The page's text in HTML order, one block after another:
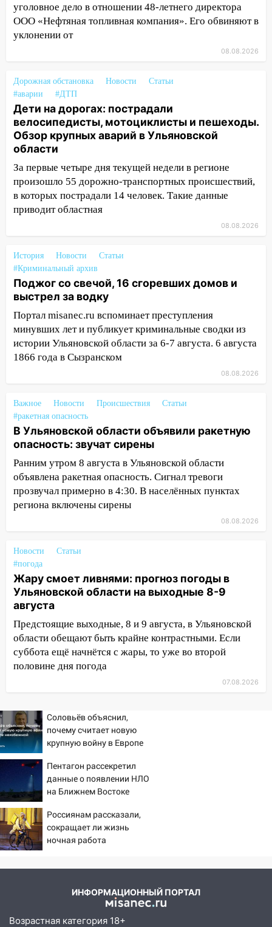
19:34 В следственном управлении
состоялось торжественное
мероприятие, приуроченное к
празднованию Дня сотрудника органов
19:30 Ульяновцев приглашают
поддержать «Симбирскую чебурашку»
на фестивале «ФормАРТ»
18:11 Ульяновская область стала
пилотным регионом проекта
«Культурное долголетие»
17:16 В реанимацию Ульяновской
областной больницы поступили шесть
новых аппаратов ИВЛ
и проводят новое освещение
16:35 В Ульяновске установили ещё
девять бункеров для крупногабаритного
мусора
16:26 В Ульяновске бесплатно покажут
матч «Волги» под открытым небом
В Ульяновском госуниверситете
15:47 Ульяновцы могут вернуть деньги
за абонементы закрывшегося фитнес-
клуба «Рекорд-Fitness»
15:34 После вмешательства
прокуратуры в селах Ульяновской
области привели в порядок детские
площадки
15:08
проверки обновили разметку на
пешеходных переходах
14:40
запретили остановку автомобилей на
50-метровом участке
14:22 В Новом городе 8 августа пройдет
большой фестиваль «Наше время» с
14:04
Жару смоет ливнями: прогноз
погоды в Ульяновской области на
выходные 8-9 августа
13:30
В Ульяновске транспортные
полицейские проведут акцию «Час
пассажира»
13:20
В Ульяновске за один день
обокрали женщину на пляже и
подростка в сквере
выбросил из машины страйкбольную
гранату: его задержали
На Ульяновскую область
уголовное дело в отношении 48-летнего директора
ООО «Нефтяная топливная компания». Его обвиняют в
уклонении от
08.08.2026
Дорожная обстановка Новости
Статьи
#аварии
#ДТП
Дети на дорогах: пострадали
велосипедисты, мотоциклисты и пешеходы.
Обзор крупных аварий в Ульяновской
области
За первые четыре дня текущей недели в регионе
произошло 55 дорожно-транспортных происшествий,
в которых пострадали 14 человек. Такие данные
приводит областная
08.08.2026
История Новости
Статьи
#Криминальный архив
Поджог со свечой, 16 сгоревших домов и
выстрел за водку
Портал misanec.ru вспоминает преступления
минувших лет и публикует криминальные сводки из
истории Ульяновской области за 6-7 августа. 6 августа
1866 года в Сызранском
08.08.2026
Важное Новости Происшествия
Статьи
#ракетная опасность
В Ульяновской области объявили ракетную
опасность: звучат сирены
Ранним утром 8 августа в Ульяновской области
объявлена ракетная опасность. Сигнал тревоги
прозвучал примерно в 4:30. В населённых пунктах
региона включены сирены
08.08.2026
Новости
Статьи
#погода
Жару смоет ливнями: прогноз погоды в
Ульяновской области на выходные 8-9
августа
Предстоящие выходные, 8 и 9 августа, в Ульяновской
области обещают быть крайне контрастными. Если
суббота ещё начнётся с жары, то уже во второй
половине дня погода
07.08.2026
Соловьёв объяснил,
почему считает новую
крупную войну в Европе
Пентагон рассекретил
данные о появлении НЛО
на Ближнем Востоке
Россиянам рассказали,
сокращает ли жизнь
ночная работа
ИНФОРМАЦИОННЫЙ ПОРТАЛ
Возрастная категория 18+